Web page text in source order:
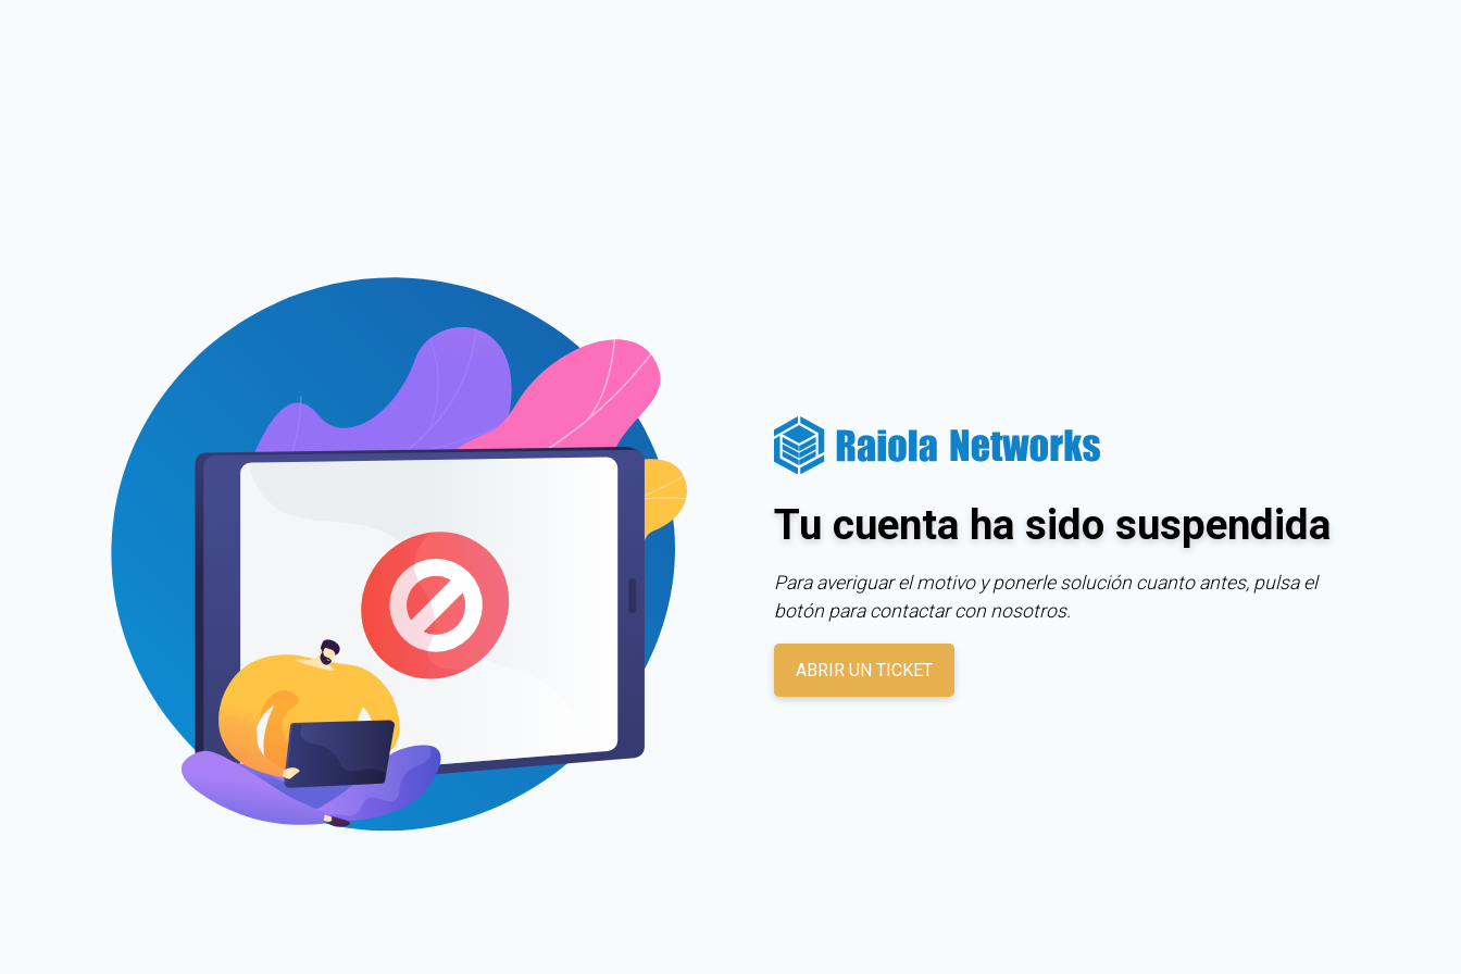
Tu cuenta ha sido suspendida
Para averiguar el motivo y ponerle solución cuanto antes, pulsa el
botón para contactar con nosotros.
ABRIR UN TICKET